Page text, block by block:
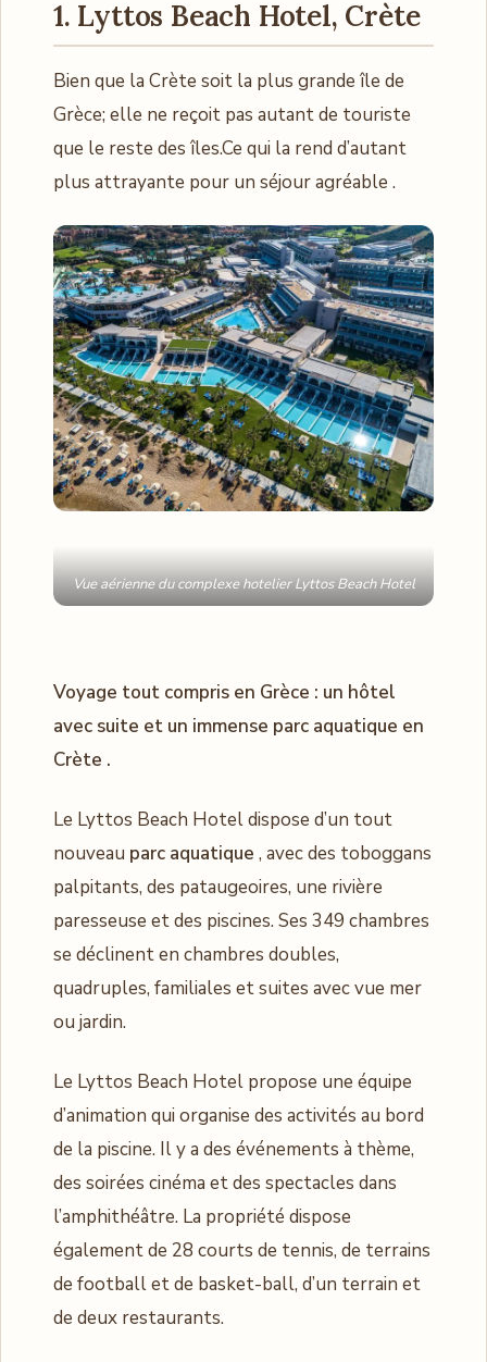
1. Lyttos Beach Hotel, Crète
Bien que la Crète soit la plus grande île de
Grèce; elle ne reçoit pas autant de touriste
que le reste des îles.Ce qui la rend d’autant
plus attrayante pour un séjour agréable .
Vue aérienne du complexe hotelier Lyttos Beach Hotel
Voyage tout compris en Grèce : un hôtel
avec suite et un immense parc aquatique en
Crète .
Le Lyttos Beach Hotel dispose d’un tout
nouveau parc aquatique , avec des toboggans
palpitants, des pataugeoires, une rivière
paresseuse et des piscines. Ses 349 chambres
se déclinent en chambres doubles,
quadruples, familiales et suites avec vue mer
ou jardin.
Le Lyttos Beach Hotel propose une équipe
d’animation qui organise des activités au bord
de la piscine. Il y a des événements à thème,
des soirées cinéma et des spectacles dans
l’amphithéâtre. La propriété dispose
également de 28 courts de tennis, de terrains
de football et de basket-ball, d’un terrain et
de deux restaurants.